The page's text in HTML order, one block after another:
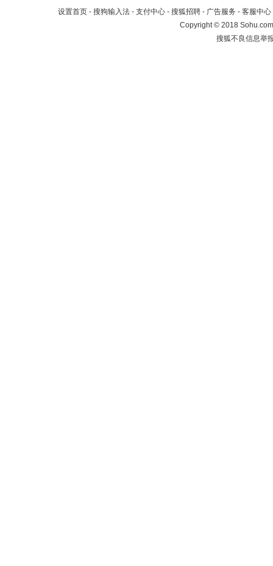
设置首页 - 搜狗输入法 - 支付中心 - 搜狐招聘 - 广告服务 - 客服中心
Copyright©2018
搜狐不良信息举